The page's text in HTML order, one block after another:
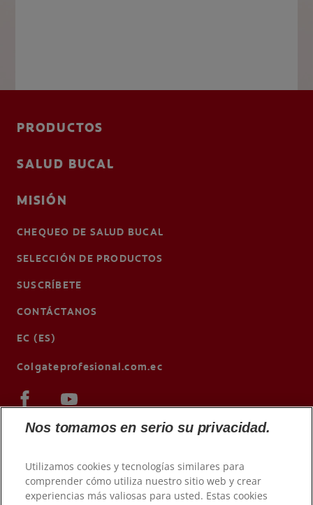
PRODUCTOS
SALUD BUCAL
MISIÓN
CHEQUEO DE SALUD BUCAL
SELECCIÓN DE PRODUCTOS
SUSCRÍBETE
CONTÁCTANOS
EC (ES)
Colgateprofesional.com.ec
Nos tomamos en serio su privacidad.
Utilizamos cookies y tecnologías similares para
comprender cómo utiliza nuestro sitio web y crear
experiencias más valiosas para usted. Estas cookies